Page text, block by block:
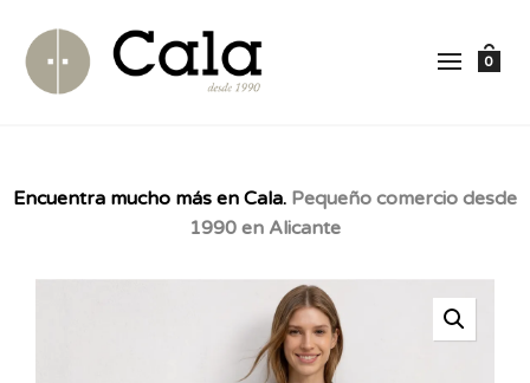
0
Encuentra mucho más en Cala. Pequeño comercio desde
1990 en Alicante